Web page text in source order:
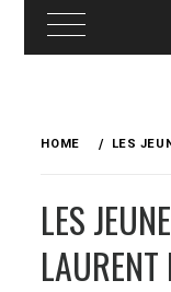
HOME LES
LES